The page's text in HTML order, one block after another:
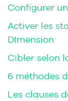
Configurer
Activer les
DImension
Cibler selon
6 méthodes
Les clauses